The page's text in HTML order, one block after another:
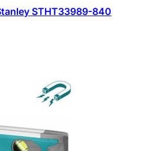
STHT33989-840